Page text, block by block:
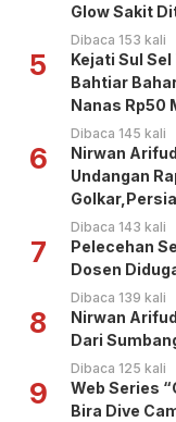
Glow Sakit
Dibaca 153 kali
5
Kejati Sul
Bahtiar
Nanas Rp50
Dibaca 145 kali
6
Nirwan
Undangan
Dibaca 143 kali
7
Pelecehan
Dosen
Dibaca 139 kali
8
Nirwan
Dari
Dibaca 125 kali
9
Web Series
Bira Dive